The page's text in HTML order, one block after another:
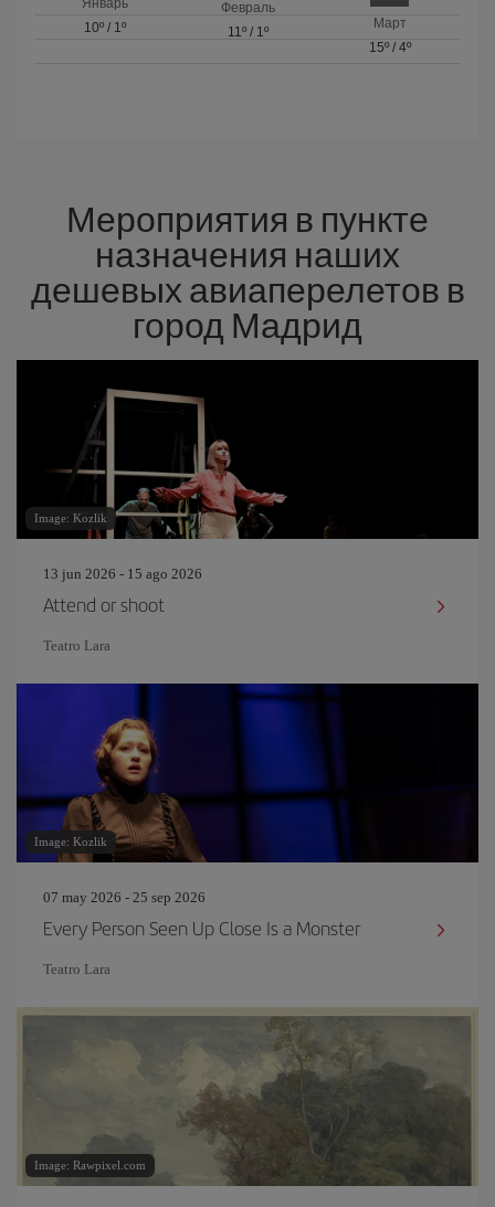
Январь
10º / 1º
Февраль
11º/ 1º
Март
15º/ 4º
Мероприятия в пункте
назначения наших
дешевых авиаперелетов в
город Мадрид
Image: Kozlik
13 jun 2026 - 15 ago 2026
Attend or shoot
Teatro Lara
Image: Kozlik
07 may 2026 - 25 sep 2026
Every Person Seen Up Close Is a Monster
Teatro Lara
Image: Rawpixel.com